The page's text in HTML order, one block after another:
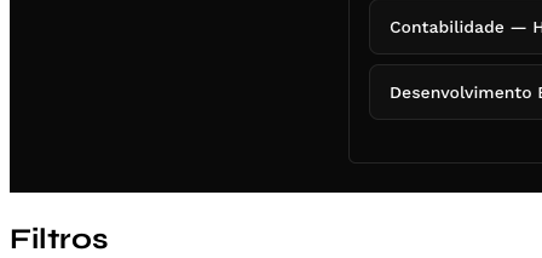
Filtros